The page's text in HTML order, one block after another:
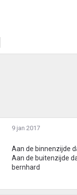
9 jan 2017
Aan de binnenzijde
Aan de buitenzijde
bernhard